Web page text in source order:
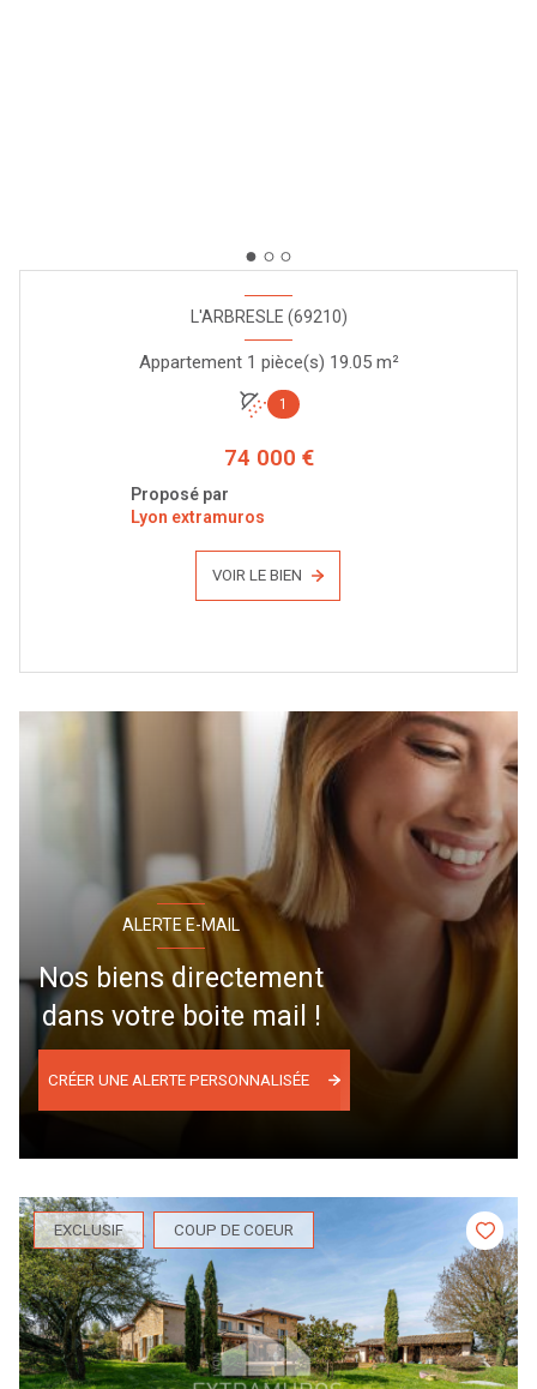
L'ARBRESLE (69210)
Appartement 1 pièce(s) 19.05 m²
1
74 000 €
Proposé par
Lyon extramuros
VOIR LE BIEN
ALERTE E-MAIL
Nos biens directement
dans votre boite mail !
CRÉER UNE ALERTE PERSONNALISÉE
EXCLUSIF COUP DE COEUR